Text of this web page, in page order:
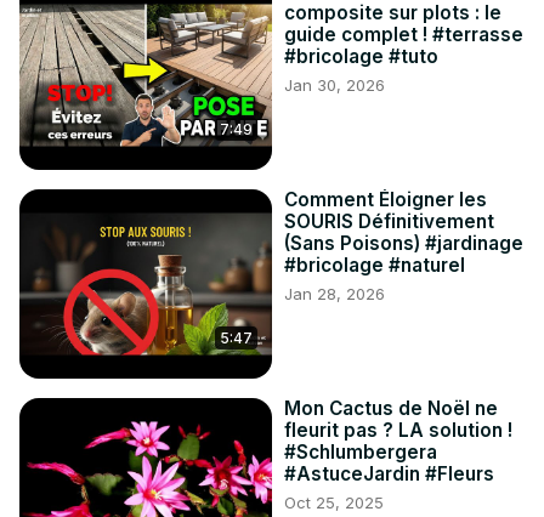
7:49
composite sur plots : le
guide complet ! #terrasse
#bricolage #tuto
Jan 30, 2026
5:47
Comment Éloigner les
SOURIS Définitivement
(Sans Poisons) #jardinage
#bricolage #naturel
Jan 28, 2026
Mon Cactus de Noël ne
fleurit pas ? LA solution !
#Schlumbergera
#AstuceJardin #Fleurs
Oct 25, 2025